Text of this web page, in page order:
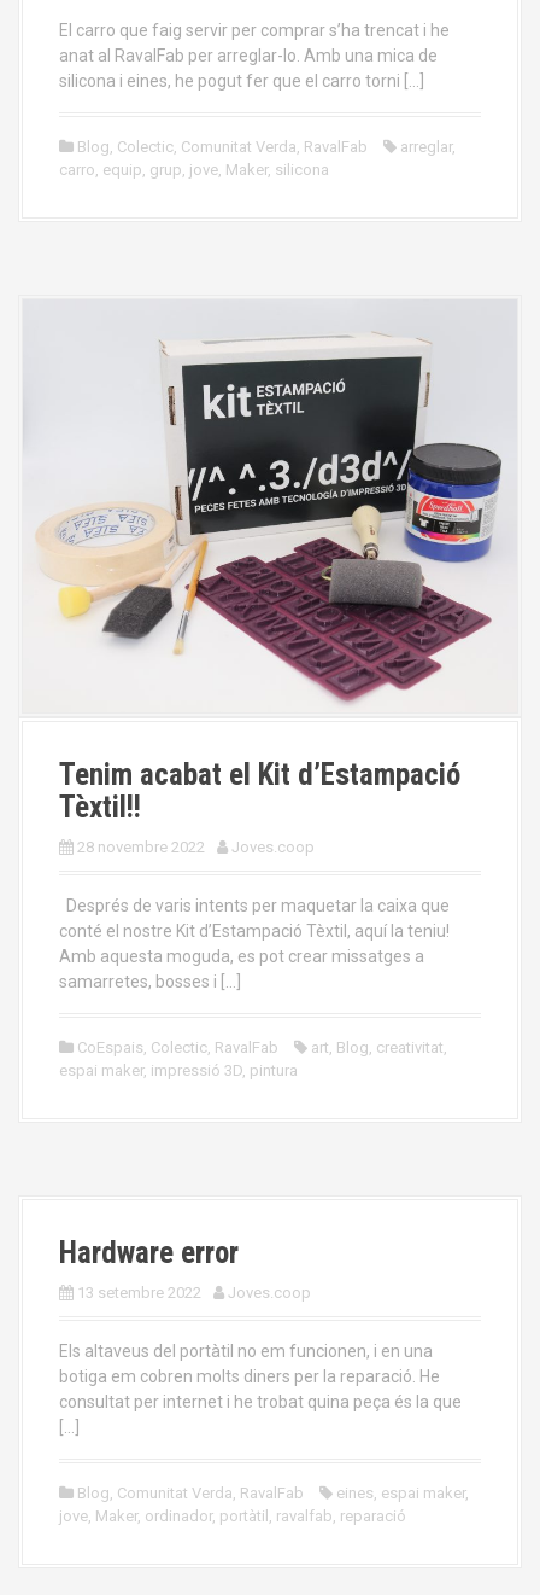
El carro que faig servir per comprar s’ha trencat i he
anat al RavalFab per arreglar-lo. Amb una mica de
silicona i eines, he pogut fer que el carro torni […]
Blog Colectic Comunitat Verda RavalFab arreglar,
carro equip grup jove Maker, silicona
Tenim acabat el Kit d’Estampació
Tèxtil!!
28 novembre 2022 Joves.coop
Després de varis intents per maquetar la caixa que
conté el nostre Kit d’Estampació Tèxtil, aquí la teniu!
Amb aquesta moguda, es pot crear missatges a
samarretes, bosses i […]
CoEspais Colectic RavalFab art Blog creativitat
espai maker, impressió 3D pintura
Hardware error
13 setembre 2022 Joves.coop
Els altaveus del portàtil no em funcionen, i en una
botiga em cobren molts diners per la reparació. He
consultat per internet i he trobat quina peça és la que
Blog Comunitat Verda RavalFab eines espai maker,
jove Maker, ordinador, portàtil ravalfab reparació